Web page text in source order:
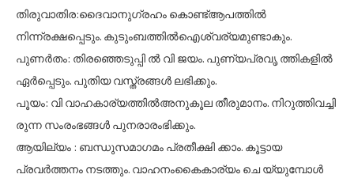
തിരുവാതിര:ദൈവാനുഗ്രഹം കൊണ്ട്ആപത്തിൽ
നിന്ന്രക്ഷപ്പെടും. കുടുംബത്തിൽഐശ്വര്യമുണ്ടാകും.
പുണർതം: തിരഞ്ഞെടുപ്പി ൽ വി ജയം. പുണ്യപ്രവൃ ത്തികളിൽ
ഏർപ്പെടും. പുതിയ വസ്ത്രങ്ങൾ ലഭിക്കും.
പൂയം: വി വാഹകാര്യത്തിൽഅനുകൂല തീരുമാനം. നിറുത്തിവച്ചി
രുന്ന സംരംഭങ്ങൾ പുനരാരംഭിക്കും.
ആയില്യം : ബന്ധുസമാഗമം പ്രതീക്ഷി ക്കാം. കൂട്ടായ
പ്രവർത്തനം നടത്തും. വാഹനംകൈകാര്യം ചെ യ്യുമ്പോൾ